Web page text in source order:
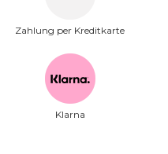
Zahlung per Kreditkarte
Klarna